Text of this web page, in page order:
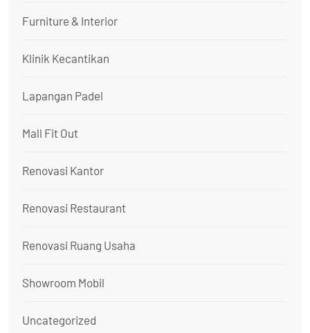
Furniture & Interior
Klinik Kecantikan
Lapangan Padel
Mall Fit Out
Renovasi Kantor
Renovasi Restaurant
Renovasi Ruang Usaha
Showroom Mobil
Uncategorized